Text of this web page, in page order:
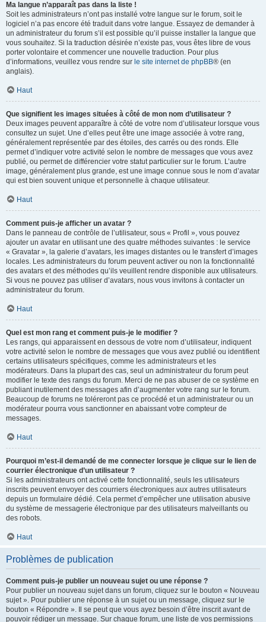
Ma langue n’apparaît pas dans la liste !
Soit les administrateurs n’ont pas installé votre langue sur le forum, soit le
logiciel n’a pas encore été traduit dans votre langue. Essayez de demander à
un administrateur du forum s’il est possible qu’il puisse installer la langue que
vous souhaitez. Si la traduction désirée n’existe pas, vous êtes libre de vous
porter volontaire et commencer une nouvelle traduction. Pour plus
d’informations, veuillez vous rendre sur le site internet de phpBB® (en
anglais).
Haut
Que signifient les images situées à côté de mon nom d’utilisateur ?
Deux images peuvent apparaître à côté de votre nom d’utilisateur lorsque vous
consultez un sujet. Une d’elles peut être une image associée à votre rang,
généralement représentée par des étoiles, des carrés ou des ronds. Elle
permet d’indiquer votre activité selon le nombre de messages que vous avez
publié, ou permet de différencier votre statut particulier sur le forum. L’autre
image, généralement plus grande, est une image connue sous le nom d’avatar
qui est bien souvent unique et personnelle à chaque utilisateur.
Haut
Comment puis-je afficher un avatar ?
Dans le panneau de contrôle de l’utilisateur, sous « Profil », vous pouvez
ajouter un avatar en utilisant une des quatre méthodes suivantes : le service
« Gravatar », la galerie d’avatars, les images distantes ou le transfert d’images
locales. Les administrateurs du forum peuvent activer ou non la fonctionnalité
des avatars et des méthodes qu’ils veuillent rendre disponible aux utilisateurs.
Si vous ne pouvez pas utiliser d’avatars, nous vous invitons à contacter un
administrateur du forum.
Haut
Quel est mon rang et comment puis-je le modifier ?
Les rangs, qui apparaissent en dessous de votre nom d’utilisateur, indiquent
votre activité selon le nombre de messages que vous avez publié ou identifient
certains utilisateurs spécifiques, comme les administrateurs et les
modérateurs. Dans la plupart des cas, seul un administrateur du forum peut
modifier le texte des rangs du forum. Merci de ne pas abuser de ce système en
publiant inutilement des messages afin d’augmenter votre rang sur le forum.
Beaucoup de forums ne toléreront pas ce procédé et un administrateur ou un
modérateur pourra vous sanctionner en abaissant votre compteur de
messages.
Haut
Pourquoi m’est-il demandé de me connecter lorsque je clique sur le lien de
courrier électronique d’un utilisateur ?
Si les administrateurs ont activé cette fonctionnalité, seuls les utilisateurs
inscrits peuvent envoyer des courriers électroniques aux autres utilisateurs
depuis un formulaire dédié. Cela permet d’empêcher une utilisation abusive
du système de messagerie électronique par des utilisateurs malveillants ou
des robots.
Haut
Problèmes de publication
Comment puis-je publier un nouveau sujet ou une réponse ?
Pour publier un nouveau sujet dans un forum, cliquez sur le bouton « Nouveau
sujet ». Pour publier une réponse à un sujet ou un message, cliquez sur le
bouton « Répondre ». Il se peut que vous ayez besoin d’être inscrit avant de
pouvoir rédiger un message. Sur chaque forum, une liste de vos permissions